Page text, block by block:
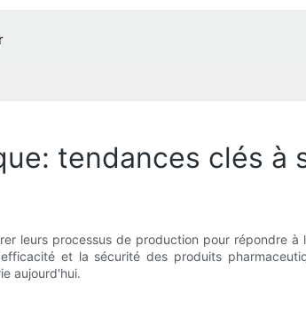
tendances clés à
leurs processus de production pour répondre
et la sécurité des produits
aujourd'hui.